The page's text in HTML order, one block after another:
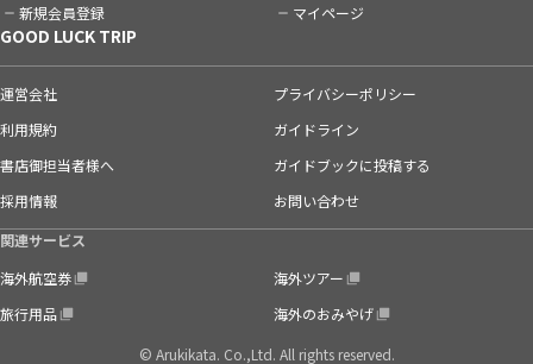
新規会員登録 マイページ
GOOD LUCK TRIP
運営会社
プライバシーポリシー
利用規約
ガイドライン
書店御担当者様へ
ガイドブックに投稿する
採用情報
お問い合わせ
関連サービス
海外航空券
海外ツアー
旅行用品
海外のおみやげ
© Arukikata. Co.,Ltd. All rights reserved.